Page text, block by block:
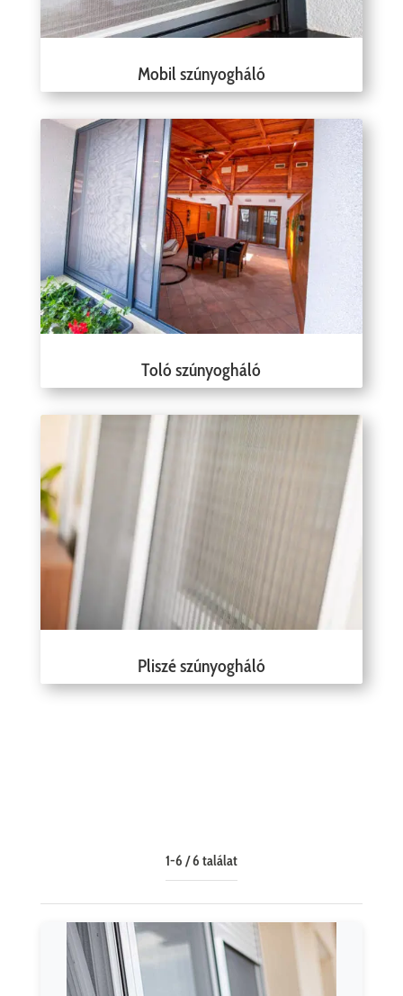
Mobil szúnyogháló
Toló szúnyogháló
Pliszé szúnyogháló
1-6 / 6 találat